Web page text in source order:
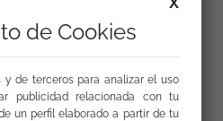
la igualdad de género”.
de las 4 entidades
sugerencias hacia los
en el próximo periodo del
trabajando también
de Cookies
y de terceros para analizar el uso
publicidad relacionada con tu
un perfil elaborado a partir de tu